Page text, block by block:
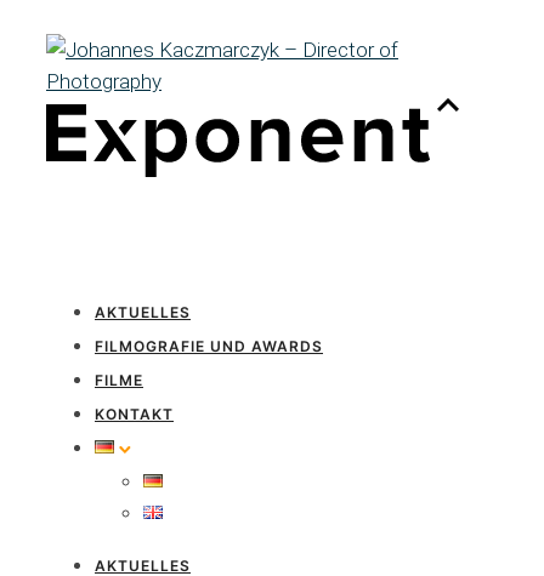
AKTUELLES
FILMOGRAFIE UND AWARDS
FILME
KONTAKT
AKTUELLES